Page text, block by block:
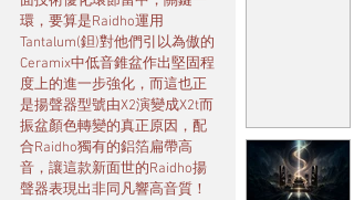
環，要算是Raidho運用
Tantalum(鉭)對他們引以為傲的
Ceramix中低音錐盆作出堅固程
度上的進一步強化，而這也正
是揚聲器型號由X2演變成X2t而
振盆顏色轉變的真正原因，配
合Raidho獨有的鋁箔扁帶高
音，讓這款新面世的Raidho揚
聲器表現出非同凡響高音質！